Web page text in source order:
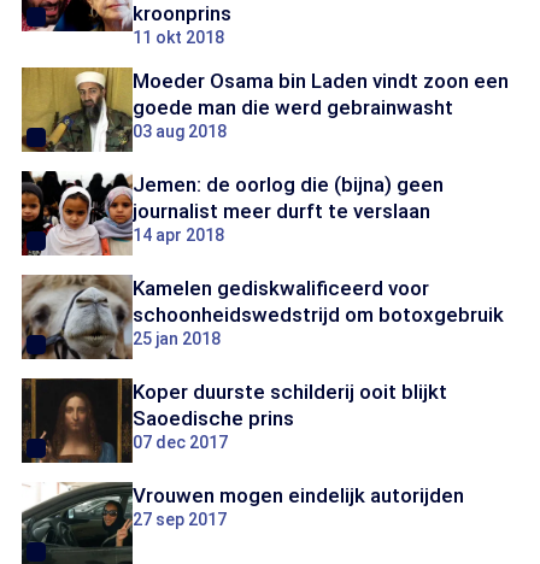
kroonprins
11 okt 2018
Moeder Osama bin Laden vindt zoon een
goede man die werd gebrainwasht
03 aug 2018
Jemen: de oorlog die (bijna) geen
journalist meer durft te verslaan
14 apr 2018
Kamelen gediskwalificeerd voor
schoonheidswedstrijd om botoxgebruik
25 jan 2018
Koper duurste schilderij ooit blijkt
Saoedische prins
07 dec 2017
Vrouwen mogen eindelijk autorijden
27 sep 2017